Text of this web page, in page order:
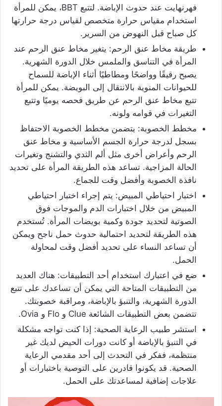
فهرنهايت عند حدوث الإباضة. لتتبع BBT، يمكن للمرأة
استخدام مقياس حرارة متخصص لقياس درجة حرارتها
كل صباح قبل النهوض من السرير.
طريقة مخاط عنق الرحم: يتغير مخاط عنق الرحم عند
المرأة في التناسق والملمس خلال الدورة الشهرية.
يصبح رقيقًا وواضحًا ومطاطيًا أثناء الإباضة للسماح
للحيوانات المنوية بالانتقال إلى البويضة. يمكن للمرأة
تتبع مخاط عنق الرحم عن طريق فحصه يوميًا وتتبع
التغيرات في قوامه ولونه.
مخطط الخصوبة: يتضمن مخطط الخصوبة الاحتفاظ
بسجل لدرجة حرارة الجسم الأساسية و مخاط عنق
الرحم وأعراض أخرى مثل ألم الثدي والتشنج وتغيرات
الحالة المزاجية. تساعد هذه الطريقة المرأة على تحديد
نافذة الخصوبة وأفضل وقت للجماع.
اختبار احتياطي المبيض: يتم إجراء اختبار احتياطي
المبيض من خلال اختبارات الدم والموجات فوق
الصوتية لتحديد جودة وكمية بويضات المرأة. تُستخدم
هذه الطريقة لتحديد احتمالية حدوث حمل ناجح ويمكن
أن تساعد النساء على تحديد أفضل وقت لمحاولة
الحمل.
ضع في اعتبارك استخدام أحد التطبيقات: هناك العديد
من التطبيقات المتاحة التي يمكن أن تساعدك على تتبع
الدورة الشهرية، والتنبؤ بالإباضة، ومراقبة خصوبتك.
تتضمن بعض التطبيقات الشائعة Clue و Flo و Ovia.
استشر طبيب الرعاية الصحية: إذا كنت تواجه مشكلة
في التنبؤ بالإباضة أو كانت دورات الحيض لديك غير
منتظمة، ففكر في التحدث إلى أحد مقدمي الرعاية
الصحية. قد يكونوا قادرين على التوصية باختبارات أو
علاجات إضافية لمساعدتك على الحمل.